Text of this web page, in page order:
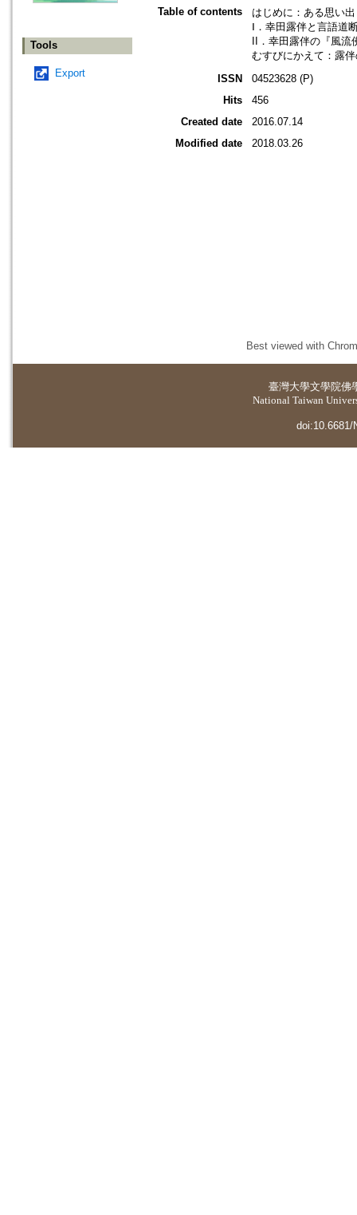
Tools
Export
Table of contents
はじめに：ある思い
Ⅰ．幸田露伴と言語道
II．幸田露伴の『風流
むすびにかえて：露
ISSN
04523628 (P)
Hits
456
Created date
2016.07.14
Modified date
2018.03.26
Best viewed with
臺灣大學文學院佛
National Taiwan
doi:10.6681/